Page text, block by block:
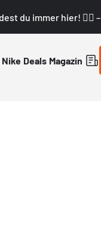
du immer hier! 👇🏼 –
Nike Deals Magazin